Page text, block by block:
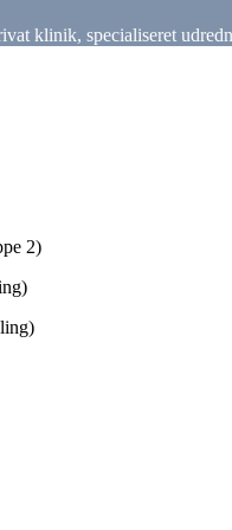
klinik, specialiseret
2)